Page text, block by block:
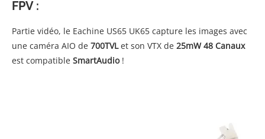
FPV :
Partie vidéo, le Eachine US65 UK65 capture les images avec
une caméra AIO de 700TVLet son VTX de 25mW 48 Canaux
est compatible SmartAudio!